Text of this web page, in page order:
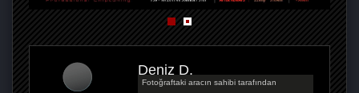
Deniz D.
Fotoğraftaki aracın sahibi tarafından